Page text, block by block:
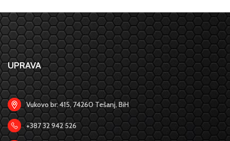
UPRAVA
Vukovo br: 415, 74260 Tešanj, BiH
+387 32 942 526